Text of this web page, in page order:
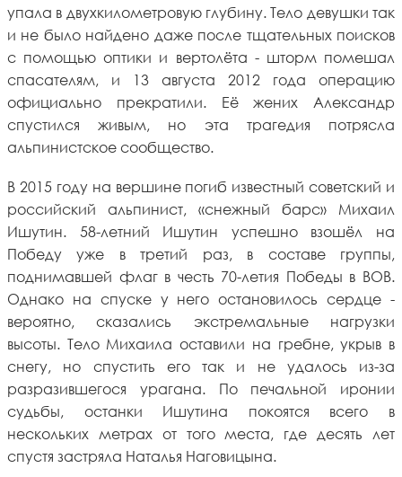
упала в двухкилометровую глубину. Тело девушки так
и не было найдено даже после тщательных поисков
с помощью оптики и вертолёта - шторм помешал
спасателям, и 13 августа 2012 года операцию
официально прекратили. Её жених Александр
спустился живым, но эта трагедия потрясла
альпинистское сообщество.
В 2015 году на вершине погиб известный советский и
российский альпинист, «снежный барс» Михаил
Ишутин. 58-летний Ишутин успешно взошёл на
Победу уже в третий раз, в составе группы,
поднимавшей флаг в честь 70-летия Победы в ВОВ.
Однако на спуске у него остановилось сердце -
вероятно, сказались экстремальные нагрузки
высоты. Тело Михаила оставили на гребне, укрыв в
снегу, но спустить его так и не удалось из-за
разразившегося урагана. По печальной иронии
судьбы, останки Ишутина покоятся всего в
нескольких метрах от того места, где десять лет
спустя застряла Наталья Наговицына.